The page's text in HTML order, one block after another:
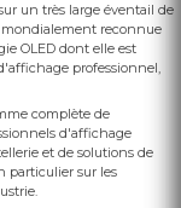
un très large éventail de
mondialement reconnue
OLED dont elle est
professionnel,
complète de
d'affichage
et de solutions de
particulier sur les